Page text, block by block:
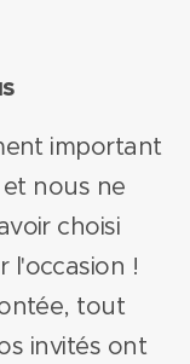
important
nous ne
choisi
l'occasion !
tout
invités ont